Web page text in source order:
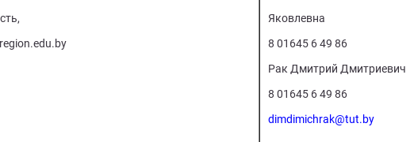
Яковлевна
8 01645 6 49 86
Рак Дмитрий Дмитриевич
8 01645 6 49 86
dimdimichrak@tut.by